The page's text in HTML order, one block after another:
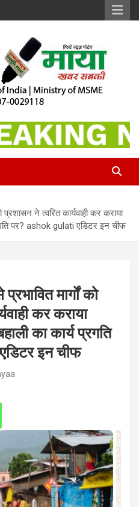
ने त्वरित कार्यवाही कर कराया
पर? ashok gulati एडिटर इन चीफ
मार्गों को
कर कराया
का कार्य प्रगति
इन चीफ